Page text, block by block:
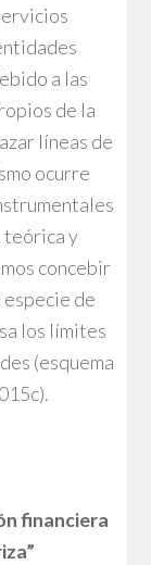
a las
de la
líneas de
ocurre
teórica y
concebir
especie de
los límites
(esquema
financiera